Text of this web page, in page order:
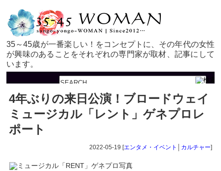
35～45歳が一番楽しい！をコンセプトに、その年代の女性
が興味のあることをそれぞれの専門家が取材、記事にして
います。
4年ぶりの来日公演！ブロードウェイ
ミュージカル「レント」ゲネプロレ
ポート
2022-05-19 [エンタメ・イベント カルチャー]